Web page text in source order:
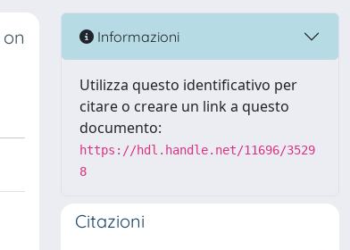
Informazioni
Utilizza questo identificativo per
citare o creare un link a questo
documento:
https://hdl.handle.net/11696/3529
8
Citazioni